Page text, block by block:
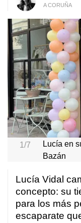
A CORUÑA
1/7
Lucía en
Bazán
Lucía Vidal
concepto: su
para los más
escaparate